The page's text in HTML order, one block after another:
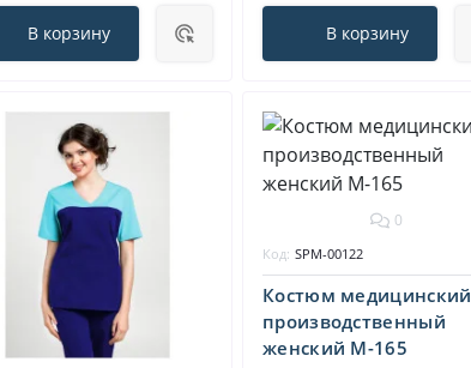
В корзину В корзину
0
Костюм медицинский
производственный
женский М-165
Код: SPM-00122